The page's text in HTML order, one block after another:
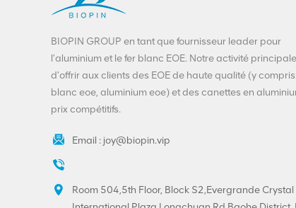
facile,
direct d'usine
de personnalisation-
200-SOT-LOE pour la
bière de jus
300#73mm imprimée
BIOPIN GROUP en tant que fournisseur leader pour
l'aluminium et le fer blanc EOE. Notre activité
d'offrir aux clients des EOE de haute qualité (y
blanc eoe, aluminium eoe) et des canettes en
prix compétitifs.
Email : joy@biopin.vip
Room 504,5th Floor, Block S2,Evergrande Crystal